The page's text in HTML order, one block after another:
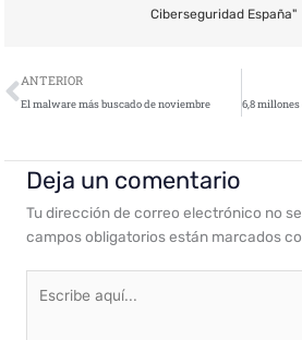
Ciberseguridad España"
Ant
ANTERIOR
El malware más buscado de noviembre
Deja un comentario
Tu dirección de correo electrónico no
campos obligatorios están marcados
aquí...